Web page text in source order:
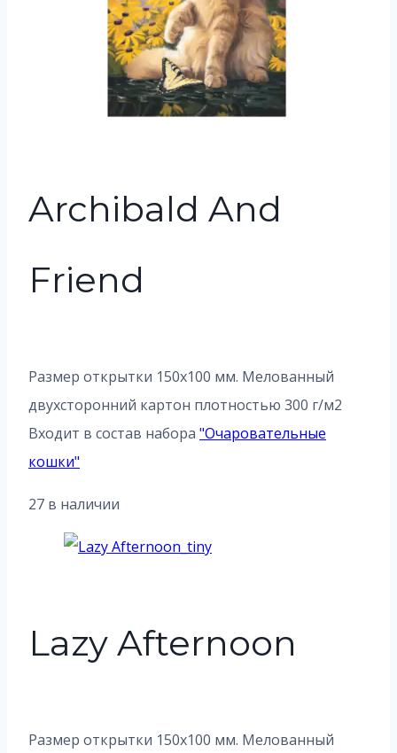
Archibald And
Friend
Размер открытки 150х100 мм. Мелованный
двухсторонний картон плотностью 300 г/м2
Входит в состав набора "Очаровательные
кошки"
27 в наличии
Lazy Afternoon
Размер открытки 150х100 мм. Мелованный